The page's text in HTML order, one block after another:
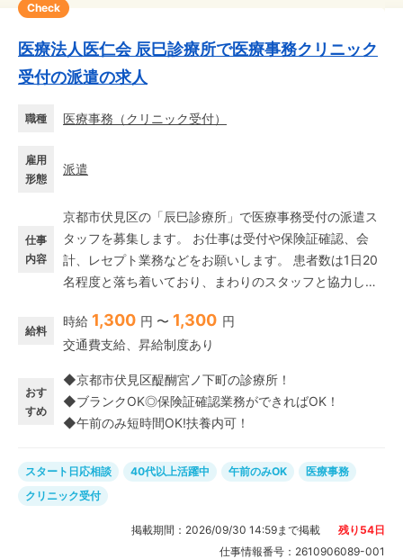
Check
医療法人医仁会 辰巳診療所で医療事務クリニック
受付の派遣の求人
職種 医療事務 （クリニック受付）
雇用
形態
派遣
仕事
内容
京都市伏見区の「辰巳診療所」で医療事務受付の派遣ス
タッフを募集します。 お仕事は受付や保険証確認、会
計、レセプト業務などをお願いします。 患者数は1日20
名程度と落ち着いており、まわりのスタッフと協力しな
仕事なので、午後は家事や趣味の時間に充てられるのが
魅力です。 週4日から勤務可能で、扶養内での調整も
ができる程度の経験があれば大丈夫。自転車やバイク通
勤も可能で、地元で無理なく、働きたい方におすすめで
す。
給料
時給 1,300 円 〜 1,300 円
交通費支給、昇給制度あり
おす
すめ
◆京都市伏見区醍醐宮ノ下町の診療所！
◆ブランクOK◎保険証確認業務ができればOK！
◆午前のみ短時間OK!扶養内可！
スタート日応相談 40代以上活躍中 午前のみOK
医療事務
クリニック受付
掲載期間： 2026/09/30 14:59まで掲載 残り 54日
仕事情報番号： 2610906089-001